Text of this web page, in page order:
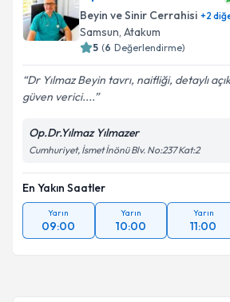
Beyin ve Sinir Cerrahisi +2
Samsun, Atakum
5 (6 Değerlendirme)
Dr Yılmaz Beyin tavrı, naifliği, detaylı
güven verici....
Op.Dr.Yılmaz Yılmazer
Cumhuriyet, İsmet İnönü Blv. No:237 Kat:2
En Yakın Saatler
Yarın
09:00
Yarın
10:00
Yarın
11:00